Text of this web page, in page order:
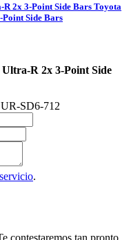
2x 3-Point Side Bars Toyota
Side Bars
R 2x 3-Point Side
SD6-712
.